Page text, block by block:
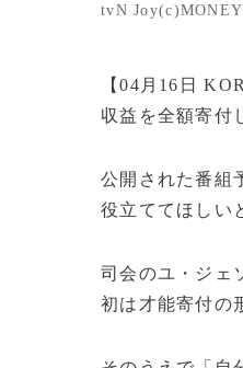
tvN
【04月16日
収益を全額寄付
公開された番組
役立ててほしい
司会のユ・ジェ
初は才能寄付の